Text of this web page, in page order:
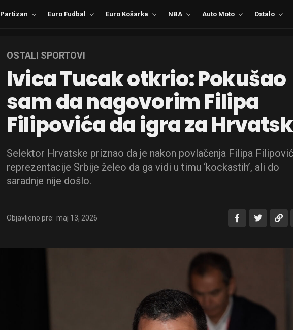
Partizan Euro Fudbal Euro Košarka NBA Auto Moto Ostalo
OSTALI SPORTOVI
Ivica Tucak otkrio: Pokušao
sam da nagovorim Filipa
Filipovića da igra za
Selektor Hrvatske priznao da je nakon povlačenja Filipa
reprezentacije Srbije želeo da ga vidi u timu ‘kockastih’, ali do
saradnje nije došlo.
Objavljeno pre: maj 13, 2026